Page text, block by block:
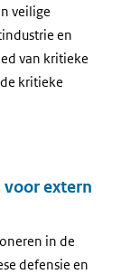
veilige
en
van kritieke
kritieke
voor extern
in de
defensie en